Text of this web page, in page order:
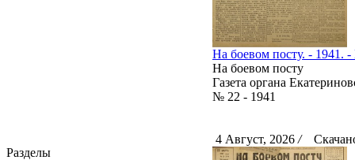
Разделы
На боевом посту. - 1941.
На боевом посту
Газета органа
№ 22 - 1941
4 Август, 2026 /